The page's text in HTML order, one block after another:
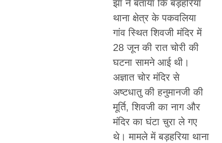
झा ने बताया कि बड़हरिया
थाना क्षेत्र के पकवलिया
गांव स्थित शिवजी मंदिर में
28 जून की रात चोरी की
घटना सामने आई थी।
अज्ञात चोर मंदिर से
अष्टधातु की हनुमानजी की
मूर्ति, शिवजी का नाग और
मंदिर का घंटा चुरा ले गए
थे। मामले में बड़हरिया थाना